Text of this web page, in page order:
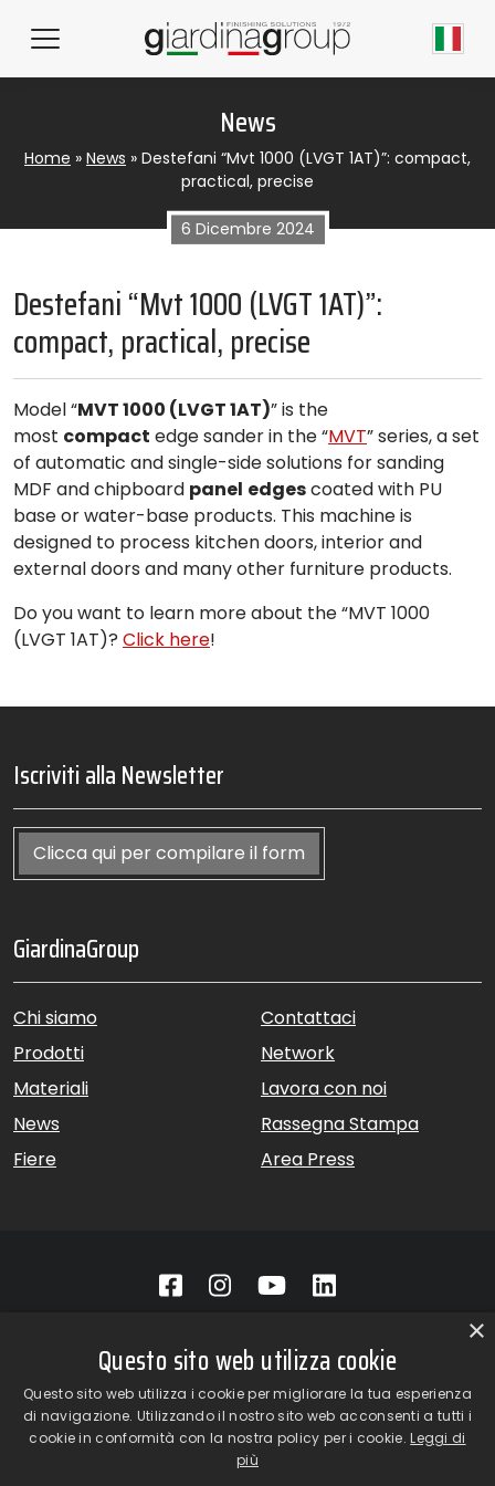
News
Home » News » Destefani “Mvt 1000 (LVGT 1AT)”: compact,
practical, precise
6 Dicembre 2024
Destefani “Mvt 1000 (LVGT 1AT)”:
compact, practical, precise
Model “MVT 1000 (LVGT 1AT)” is the
most compact edge sander in the “MVT” series, a set
of automatic and single-side solutions for sanding
MDF and chipboard panel edgescoated with PU
base or water-base products. This machine is
designed to process kitchen doors, interior and
external doors and many other furniture products.
Do you want to learn more about the “MVT 1000
(LVGT 1AT)? Click here!
Iscriviti alla Newsletter
Clicca qui per compilare il form
GiardinaGroup
Chi siamo
Prodotti
Materiali
News
Fiere
Contattaci
Network
Lavora con noi
Rassegna Stampa
Area Press
22060 Figino Serenza (CO) – Italia
Showroom
Novedrate (CO) – Italia
phone +39 031 7830801 | fax +39 031 781650
|info@giardinagroup.com| pi 03229310135 | CCIAA REA
302924
×
Questo sito web utilizza cookie
Questo sito web utilizza i cookie per migliorare la tua esperienza
di navigazione. Utilizzando il nostro sito web acconsenti a tutti i
cookie in conformità con la nostra policy per i cookie. Leggi di
più